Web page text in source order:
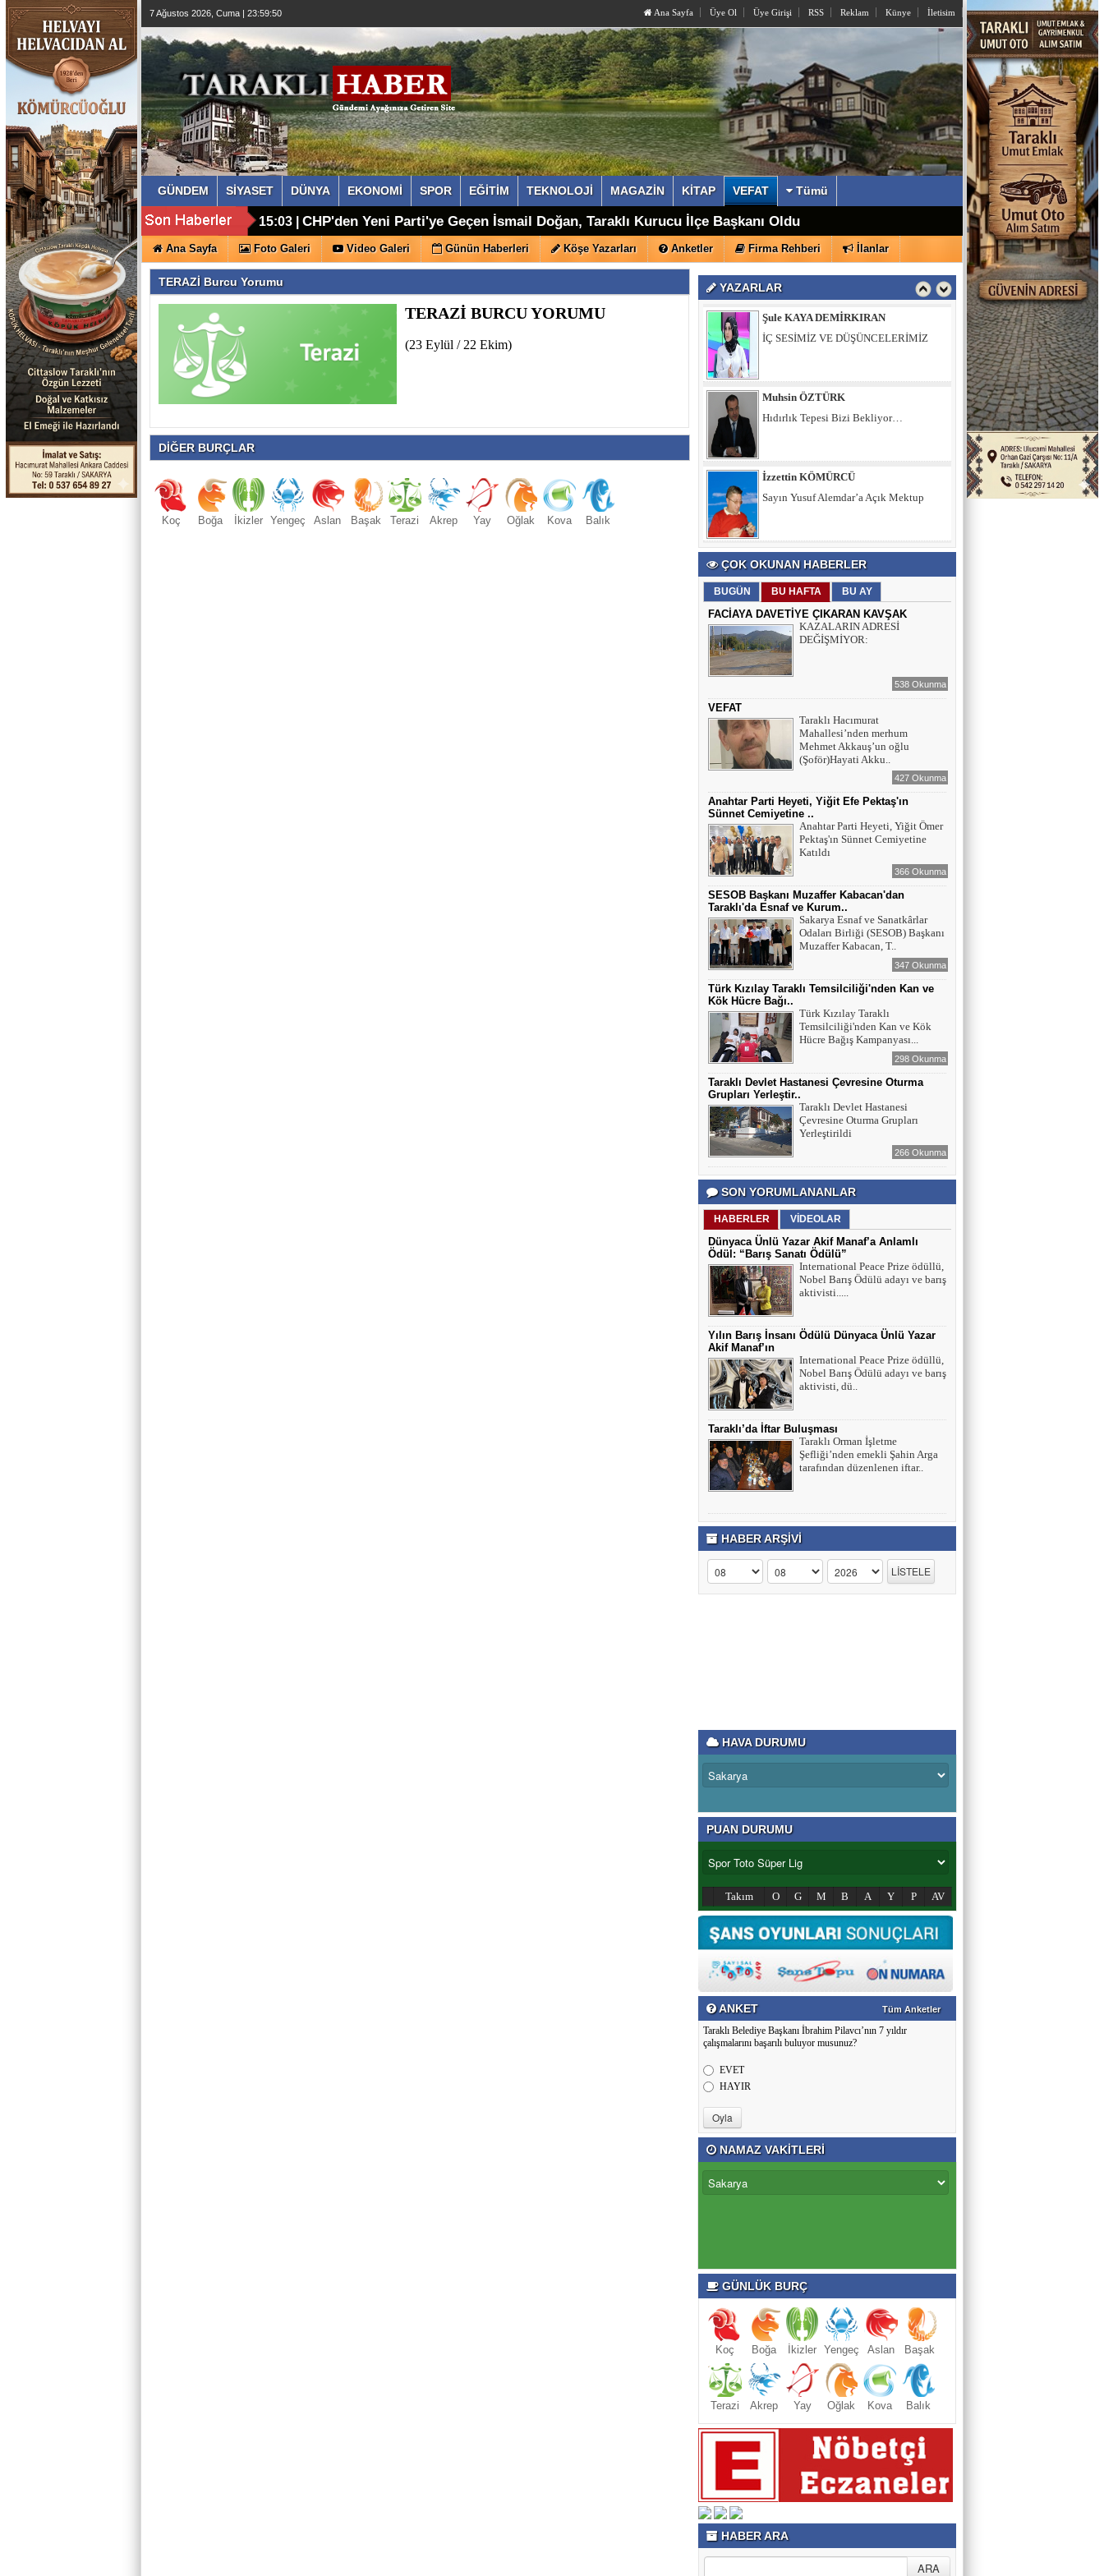
7 Ağustos 2026, Cuma | 23:59:50 Ana Sayfa Üye Ol Üye Girişi RSS Reklam Künye İletisim
GÜNDEM SİYASET DÜNYA EKONOMİ SPOR EĞİTİM TEKNOLOJİ MAGAZİN KİTAP VEFAT Tümü
16:11 |Taraklı'da Tarihe Tanıklık Eden Traktör Bahçede Kaderine Terk Edilmiş Duruyor
15:03 | CHP'den Yeni Parti'ye Geçen İsmail Doğan, Taraklı Kurucu İlçe Başkanı Oldu
Ana Sayfa Foto Galeri Video Galeri Günün Haberleri Köşe Yazarları Anketler Firma Rehberi İlanlar
TERAZİ Burcu Yorumu
TERAZİ BURCU YORUMU
(23 Eylül / 22 Ekim)
DİĞER BURÇLAR
Koç Boğa İkizler Yengeç Aslan Başak Terazi Akrep Yay Oğlak Kova Balık
YAZARLAR
İzzettin KÖMÜRCÜ
Sayın Yusuf Alemdar’a Açık Mektup
Şule KAYA DEMİRKIRAN
İÇ SESİMİZ VE DÜŞÜNCELERİMİZ
Muhsin ÖZTÜRK
Hıdırlık Tepesi Bizi Bekliyor…
İzzettin KÖMÜRCÜ
Sayın Yusuf Alemdar’a Açık Mektup
İÇ SESİMİZ VE DÜŞÜNCELERİMİZ
Muhsin ÖZTÜRK
Hıdırlık Tepesi Bizi Bekliyor…
ÇOK OKUNAN HABERLER
BUGÜN BU HAFTA BU AY
FACİAYA DAVETİYE ÇIKARAN KAVŞAK
KAZALARIN ADRESİ
DEĞİŞMİYOR:
538 Okunma
VEFAT
Taraklı Hacımurat
Mahallesi’nden merhum
Mehmet Akkauş’un oğlu
(Şoför)Hayati Akku..
427 Okunma
Anahtar Parti Heyeti, Yiğit Efe Pektaş'ın
Sünnet Cemiyetine ..
Anahtar Parti Heyeti, Yiğit Ömer
Pektaş'ın Sünnet Cemiyetine
Katıldı
366 Okunma
SESOB Başkanı Muzaffer Kabacan'dan
Taraklı'da Esnaf ve Kurum..
Sakarya Esnaf ve Sanatkârlar
Odaları Birliği (SESOB) Başkanı
Muzaffer Kabacan, T..
347 Okunma
Türk Kızılay Taraklı Temsilciliği'nden Kan ve
Kök Hücre Bağı..
Türk Kızılay Taraklı
Temsilciliği'nden Kan ve Kök
Hücre Bağış Kampanyası...
298 Okunma
Taraklı Devlet Hastanesi Çevresine Oturma
Grupları Yerleştir..
Taraklı Devlet Hastanesi
Çevresine Oturma Grupları
Yerleştirildi
266 Okunma
SON YORUMLANANLAR
HABERLER VİDEOLAR
Dünyaca Ünlü Yazar Akif Manaf’a Anlamlı
Ödül: “Barış Sanatı Ödülü”
International Peace Prize ödüllü,
Nobel Barış Ödülü adayı ve barış
aktivisti.....
Yılın Barış İnsanı Ödülü Dünyaca Ünlü Yazar
Akif Manaf’ın
International Peace Prize ödüllü,
Nobel Barış Ödülü adayı ve barış
aktivisti, dü..
Taraklı’da İftar Buluşması
Taraklı Orman İşletme
Şefliği’nden emekli Şahin Arga
tarafından düzenlenen iftar..
HABER ARŞİVİ
HAVA DURUMU
PUAN DURUMU
Takım O G M B A Y P AV
ANKET Tüm Anketler
Taraklı Belediye Başkanı İbrahim Pilavcı’nın 7 yıldır
çalışmalarını başarılı buluyor musunuz?
EVET
HAYIR
NAMAZ VAKİTLERİ
GÜNLÜK BURÇ
Koç Boğa İkizler Yengeç Aslan Başak
Terazi Akrep Yay Oğlak Kova Balık
HABER ARA